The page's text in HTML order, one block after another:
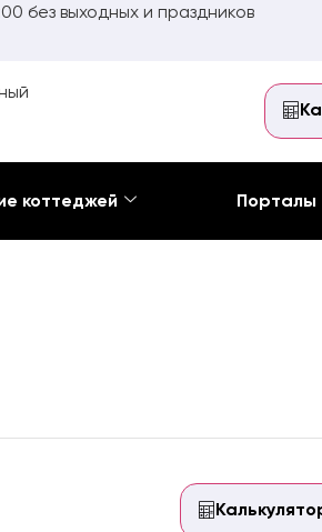
без выходных и праздников
коттеджей Порталы